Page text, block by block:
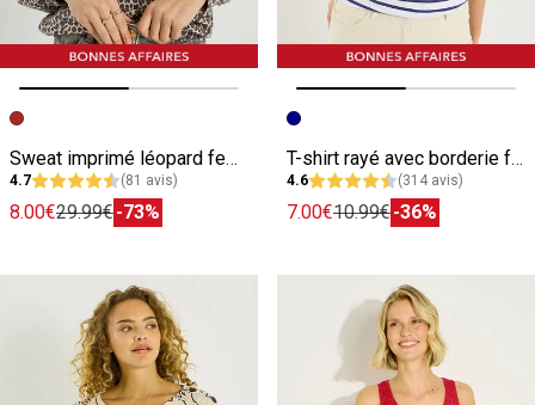
Image précédente
Image suivante
Sweat imprimé léopard femme
4.7 (81 avis)
8.00€29.99€-73%
Image précédente
Image suivante
T-shirt rayé avec borderie femme
4.6 (314 avis)
7.00€10.99€-36%